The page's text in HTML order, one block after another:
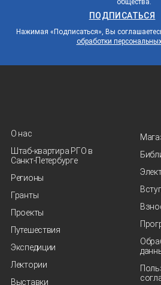
ПОДПИСАТЬСЯ
Нажимая «Подписаться», Вы
обработки
О нас
Штаб-квартира РГО в
Санкт‑Петербурге
Регионы
Гранты
Проекты
Путешествия
Экспедиции
Лектории
Выставки